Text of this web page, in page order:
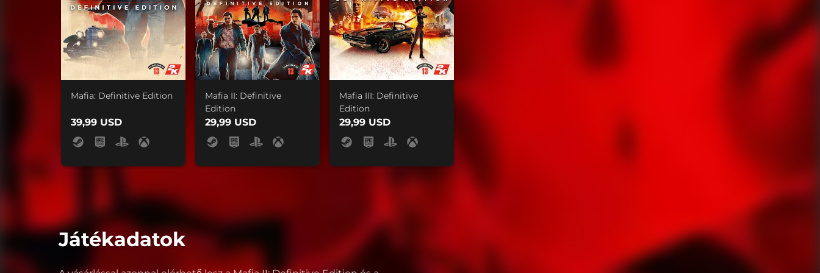
Mafia: Definitive Edition
39,99 USD
Mafia II: Definitive
Edition
29,99 USD
Mafia III: Definitive
Edition
29,99 USD
Játékadatok